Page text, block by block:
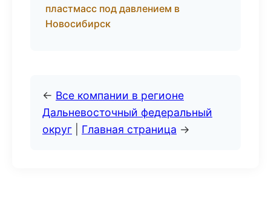
пластмасс под давлением в
Новосибирск
← Все компании в регионе
Дальневосточный федеральный
округ
Главная страница →